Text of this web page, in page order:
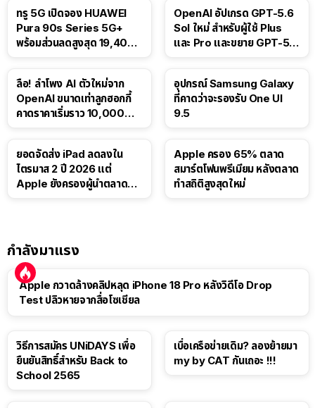
ทรู 5G เปิดจอง HUAWEI
Pura 90s Series 5G+
พร้อมส่วนลดสูงสุด 19,400
OpenAI อัปเกรด GPT-5.6
Sol ใหม่ สำหรับผู้ใช้ Plus
และ Pro และขยาย GPT-5.6
ลือ! ลำโพง AI ตัวใหม่จาก
OpenAI ขนาดเท่าลูกฮอกกี้
คาดราคาเริ่มราว 10,000
อุปกรณ์ Samsung Galaxy
ที่คาดว่าจะรองรับ One UI
9.5
ยอดจัดส่ง iPad ลดลงใน
ไตรมาส 2 ปี 2026 แต่
Apple ยังครองผู้นำตลาด
Apple ครอง 65% ตลาด
สมาร์ตโฟนพรีเมียม หลังตลาด
ทำสถิติสูงสุดใหม่
กำลังมาแรง
Apple กวาดล้างคลิปหลุด iPhone 18 Pro หลังวิดีโอ Drop
Test ปลิวหายจากสื่อโซเชียล
วิธีการสมัคร UNiDAYS เพื่อ
ยืนยันสิทธิ์สำหรับ Back to
School 2565
เบื่อเครือข่ายเดิม? ลองย้ายมา
my by CAT กันเถอะ !!!